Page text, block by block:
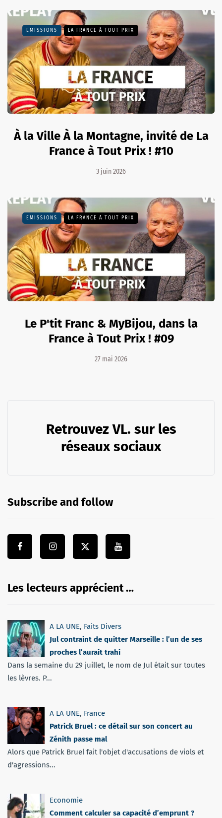
EMISSIONS LA FRANCE À TOUT PRIX
À la Ville À la Montagne, invité de La
France à Tout Prix ! #10
3 juin 2026
EMISSIONS LA FRANCE À TOUT PRIX
Le P'tit Franc & MyBijou, dans la
France à Tout Prix ! #09
27 mai 2026
Retrouvez VL. sur les
réseaux sociaux
Subscribe and follow
Les lecteurs apprécient …
A LA UNE, Faits Divers
Jul contraint de quitter Marseille : l’un de ses
proches l’aurait trahi
Dans la semaine du 29 juillet, le nom de Jul était sur toutes
les lèvres. P...
A LA UNE, France
Patrick Bruel : ce détail sur son concert au
Zénith passe mal
Alors que Patrick Bruel fait l'objet d'accusations de viols et
d'agressions...
Economie
Comment calculer sa capacité d’emprunt ?